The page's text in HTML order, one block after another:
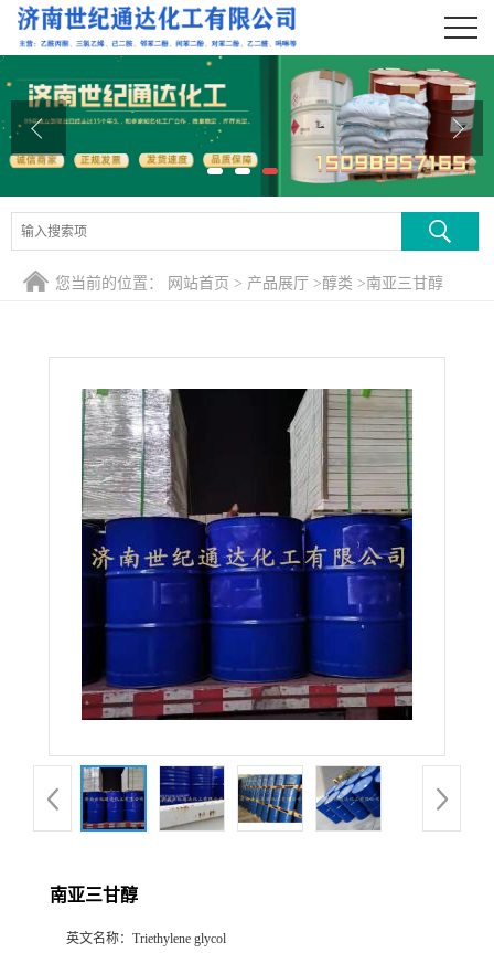
公司首页
公司介绍
产品展厅
证书荣誉
您当前的位置： 网站首页 > 产品展厅 >醇类 >南亚三甘醇
南亚三甘醇
英文名称： Triethylene glycol